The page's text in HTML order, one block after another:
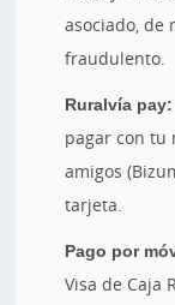
asociado, de
fraudulento.
Ruralvía pay:
pagar con tu
amigos
tarjeta.
Pago por
Visa de Caja